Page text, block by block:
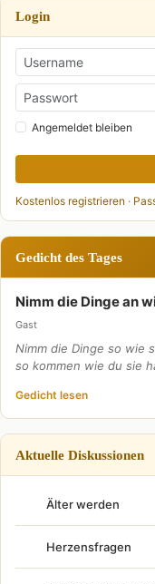
Login
Angemeldet bleiben
Kostenlos registrieren ·
Gedicht des Tages
Nimm die Dinge an
Gast
Nimm die Dinge so wie
so kommen wie du sie
Gedicht lesen
Aktuelle Diskussionen
Älter werden
Herzensfragen